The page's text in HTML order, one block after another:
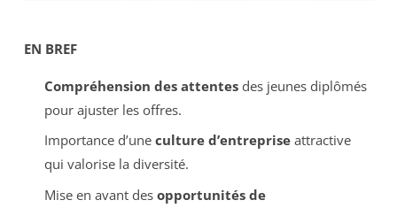
EN BREF
Compréhension des attentesdes jeunes diplômés
pour ajuster les offres.
Importance d’une culture d’entrepriseattractive
qui valorise la diversité.
Mise en avant des opportunités de